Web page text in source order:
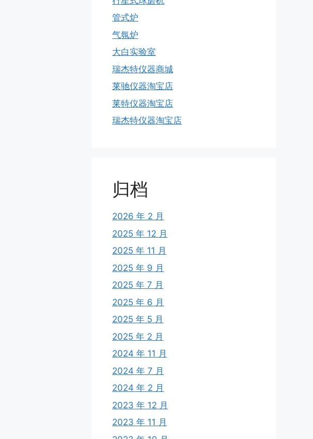
管式炉
气氛炉
大白实验室
瑞杰特仪器商城
莱驰仪器淘宝店
莱特仪器淘宝店
瑞杰特仪器淘宝店
归档
2026 年 2 月
2025 年 12 月
2025 年 11 月
2025 年 9 月
2025 年 7 月
2025 年 6 月
2025 年 5 月
2025 年 2 月
2024 年 11 月
2024 年 7 月
2024 年 2 月
2023 年 12 月
2023 年 11 月